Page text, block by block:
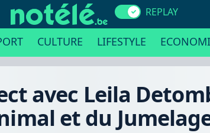
REPLAY
CULTURE LIFESTYLE
avec Leila
et du